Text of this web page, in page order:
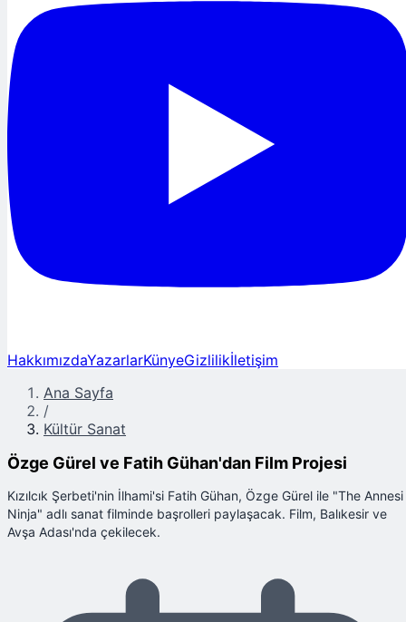
HakkımızdaYazarlarKünyeGizlilikİletişim
Ana Sayfa
/
Kültür Sanat
Özge Gürel ve Fatih Gühan'dan Film Projesi
Kızılcık Şerbeti'nin İlhami'si Fatih Gühan, Özge Gürel ile "The Annesi
Ninja" adlı sanat filminde başrolleri paylaşacak. Film, Balıkesir ve
Avşa Adası'nda çekilecek.